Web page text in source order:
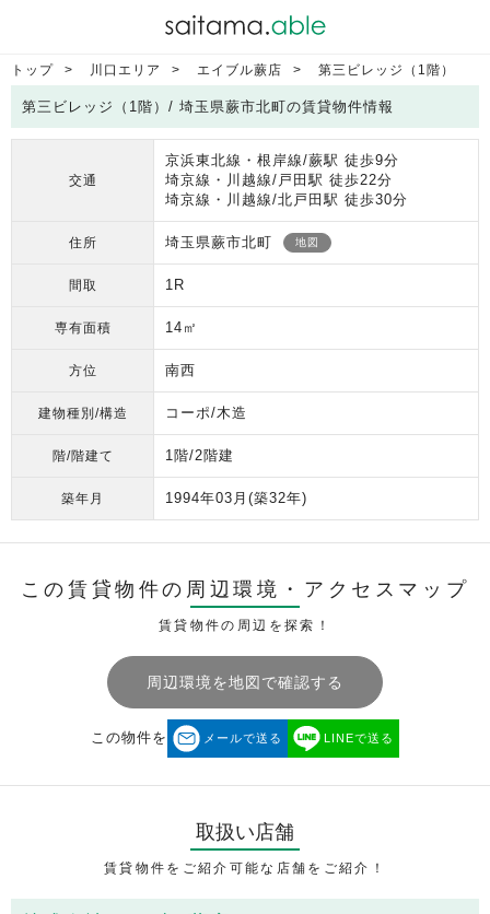
トップ 川口エリア エイブル蕨店 第三ビレッジ（1階）
第三ビレッジ（1階）/ 埼玉県蕨市北町の賃貸物件情報
交通
京浜東北線・根岸線/蕨駅 徒歩9分
埼京線・川越線/戸田駅 徒歩22分
埼京線・川越線/北戸田駅 徒歩30分
住所 埼玉県蕨市北町 地図
間取 1R
専有面積 14㎡
方位 南西
建物種別/構造 コーポ/木造
階/階建て 1階/2階建
築年月 1994年03月 (築32年)
この賃貸物件の周辺環境・ アクセスマップ
賃貸物件の周辺を探索！
周辺環境を地図で確認する
この物件を メールで送る LINEで送る
取扱い店舗
賃貸物件をご紹介可能な店舗をご紹介！